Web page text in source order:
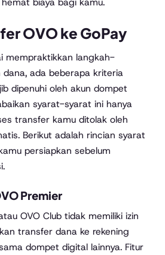
OVO ke GoPay
mempraktikkan langkah-
ada beberapa kriteria
dipenuhi oleh akun dompet
syarat-syarat ini hanya
transfer kamu ditolak oleh
Berikut adalah rincian syarat
persiapkan sebelum
Premier
OVO Club tidak memiliki izin
transfer dana ke rekening
dompet digital lainnya. Fitur